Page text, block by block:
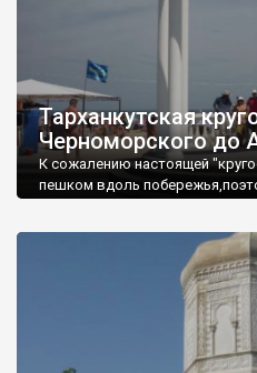
Тарханкутская
Черноморского до
К сожалению настоящей
пешком вдоль